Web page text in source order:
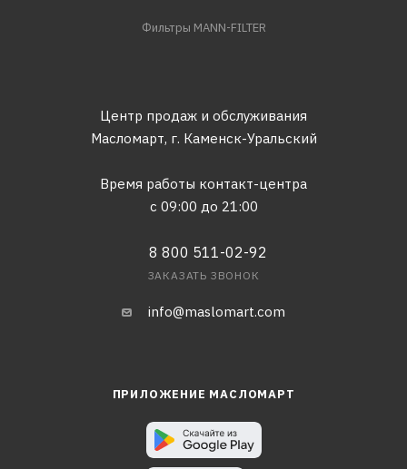
Фильтры MANN-FILTER
Центр продаж и обслуживания
Масломарт, г. Каменск-Уральский
Время работы контакт-центра
с 09:00 до 21:00
8 800 511-02-92
ЗАКАЗАТЬ ЗВОНОК
info@maslomart.com
ПРИЛОЖЕНИЕ МАСЛОМАРТ